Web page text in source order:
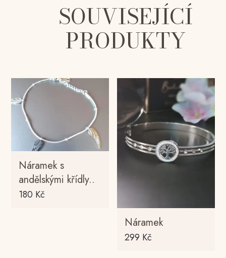
SOUVISEJÍCÍ
PRODUKTY
Náramek s
andělskými křídly..
180 Kč
Náramek
299 Kč